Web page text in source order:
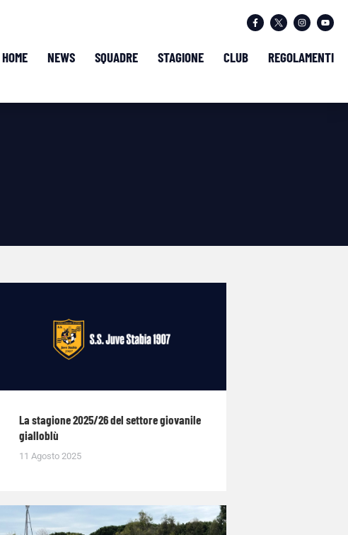
HOME NEWS SQUADRE STAGIONE CLUB REGOLAMENTI
La stagione 2025/26 del settore giovanile
gialloblù
11 Agosto 2025